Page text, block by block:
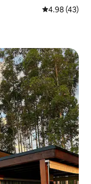
คะแนนเฉลี่ย
4.98 (43)